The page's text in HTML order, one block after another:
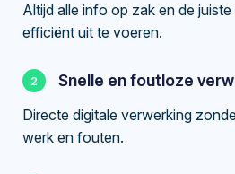
Altijd alle info op zak en de
efficiënt uit te voeren.
Snelle en foutloze
Directe digitale verwerking
werk en fouten.